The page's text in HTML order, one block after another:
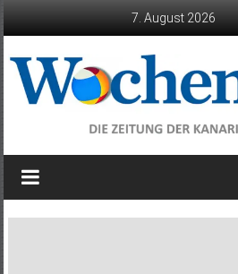
7. August 2026
Wochenblatt
die